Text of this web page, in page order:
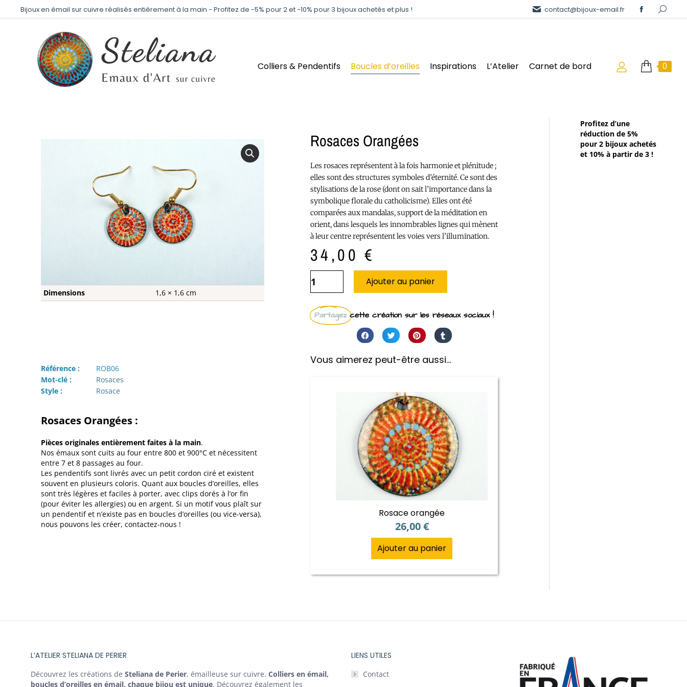
Bijoux en émail sur cuivre réalisés entièrement à la main - Profitez de -5% pour 2 et -10% pour 3 bijoux achetés et plus ! contact@bijoux-email.fr
Colliers & Pendentifs Boucles d’oreilles Inspirations L’Atelier Carnet de bord 0
Dimensions 1,6 × 1,6 cm
Rosaces Orangées
Les rosaces représentent à la fois harmonie et plénitude ;
elles sont des structures symboles d’éternité. Ce sont des
stylisations de la rose (dont on sait l’importance dans la
symbolique florale du catholicisme). Elles ont été
comparées aux mandalas, support de la méditation en
orient, dans lesquels les innombrables lignes qui mènent
à leur centre représentent les voies vers l’illumination.
34,00€
Ajouter au panier
Partagez cette création sur les réseaux sociaux !
Référence :
ROB06
Mot-clé :
Rosaces
Style :
Rosace
Rosaces Orangées :
Pièces originales entièrement faites à la main.
Nos émaux sont cuits au four entre 800 et 900°C et nécessitent
entre 7 et 8 passages au four.
Les pendentifs sont livrés avec un petit cordon ciré et existent
souvent en plusieurs coloris. Quant aux boucles d’oreilles, elles
sont très légères et faciles à porter, avec clips dorés à l’or fin
(pour éviter les allergies) ou en argent. Si un motif vous plaît sur
un pendentif et n’existe pas en boucles d’oreilles (ou vice-versa),
nous pouvons les créer, contactez-nous !
Vous aimerez peut-être aussi…
Rosace orangée
26,00€
Ajouter au panier
Profitez d’une
réduction de 5%
pour 2 bijoux achetés
et 10% à partir de 3 !
L’ATELIER STELIANA DE PERIER
Découvrez les créations de Steliana de Perier, émailleuse sur cuivre. Colliers en émail,
boucles d’oreilles en émail, chaque bijou est unique. Découvrez également les
LIENS UTILES
Contact